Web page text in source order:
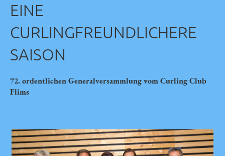
EINE
CURLINGFREUNDLICHERE
SAISON
72. ordentlichen Generalversammlung vom Curling Club
Flims